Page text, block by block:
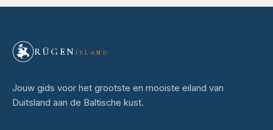
RÜGEN ISLAND
Jouw gids voor het grootste en mooiste eiland van
Duitsland aan de Baltische kust.